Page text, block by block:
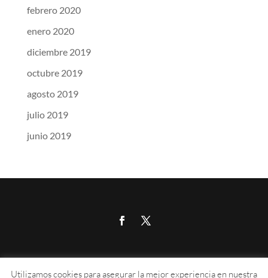
febrero 2020
enero 2020
diciembre 2019
octubre 2019
agosto 2019
julio 2019
junio 2019
Calle Aragón 215, 07008, Palma de Mallorca
Utilizamos cookies para asegurar la mejor experiencia en nuestra